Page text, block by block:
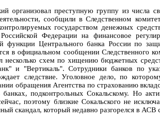
организовал преступную группу из числа
сообщили в Следственном
государством денежных
Федерации на финансовое
функции Центрального банка России по
в официальном сообщении Следственного
несколько схем по хищению бюджетных
и "Вертикаль". Сотрудники банков по
следствие. Уголовное дело, по
обращения Агентства по страхованию
подконтрольных Сокальскому. Но
поэтому близкие Сокальского не
скандал, который недавно разгорелся в АСВ